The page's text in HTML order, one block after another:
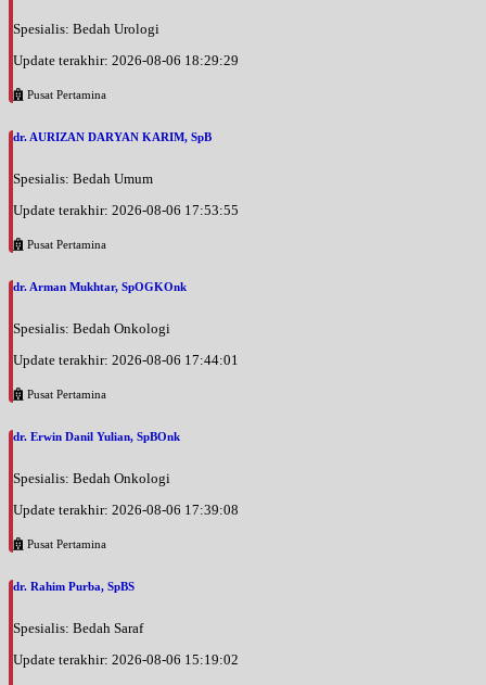
Spesialis: Bedah Urologi
Update terakhir: 2026-08-06 18:29:29
Pusat Pertamina
dr. AURIZAN DARYAN KARIM, SpB
Spesialis: Bedah Umum
Update terakhir: 2026-08-06 17:53:55
Pusat Pertamina
dr. Arman Mukhtar, SpOGKOnk
Spesialis: Bedah Onkologi
Update terakhir: 2026-08-06 17:44:01
Pusat Pertamina
dr. Erwin Danil Yulian, SpBOnk
Spesialis: Bedah Onkologi
Update terakhir: 2026-08-06 17:39:08
Pusat Pertamina
dr. Rahim Purba, SpBS
Spesialis: Bedah Saraf
Update terakhir: 2026-08-06 15:19:02